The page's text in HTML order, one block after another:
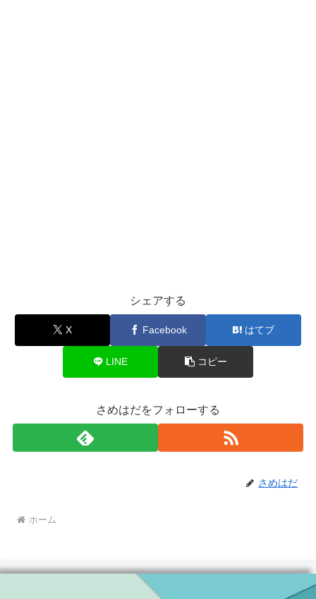
シェアする
X Facebook はてブ
LINE コピー
さめはだをフォローする
さめはだ
ホーム